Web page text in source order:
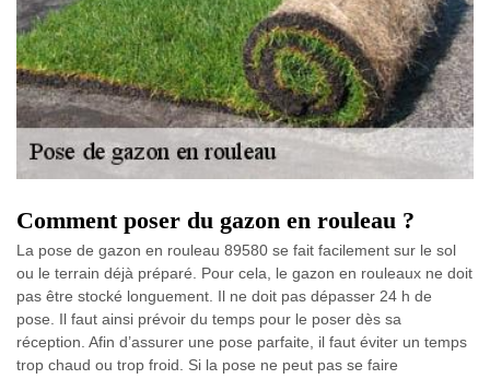
Comment poser du gazon en rouleau ?
La pose de gazon en rouleau 89580 se fait facilement sur le sol
ou le terrain déjà préparé. Pour cela, le gazon en rouleaux ne doit
pas être stocké longuement. Il ne doit pas dépasser 24 h de
pose. Il faut ainsi prévoir du temps pour le poser dès sa
réception. Afin d’assurer une pose parfaite, il faut éviter un temps
trop chaud ou trop froid. Si la pose ne peut pas se faire